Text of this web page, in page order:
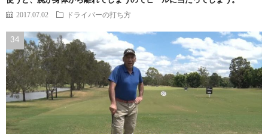
2017.07.02 ドライバーの打ち方